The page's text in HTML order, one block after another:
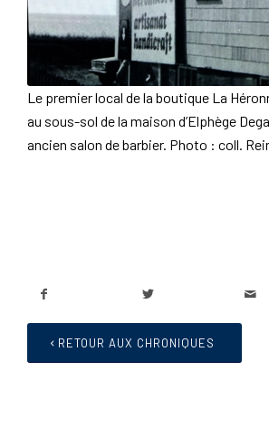
Le premier local de la boutique La
au sous-sol de la maison d’Elphège
ancien salon de barbier. Photo : coll.
RETOUR AUX CHRONIQUES